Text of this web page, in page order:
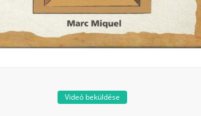
Videó beküldése